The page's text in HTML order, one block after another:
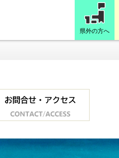
県外の方へ